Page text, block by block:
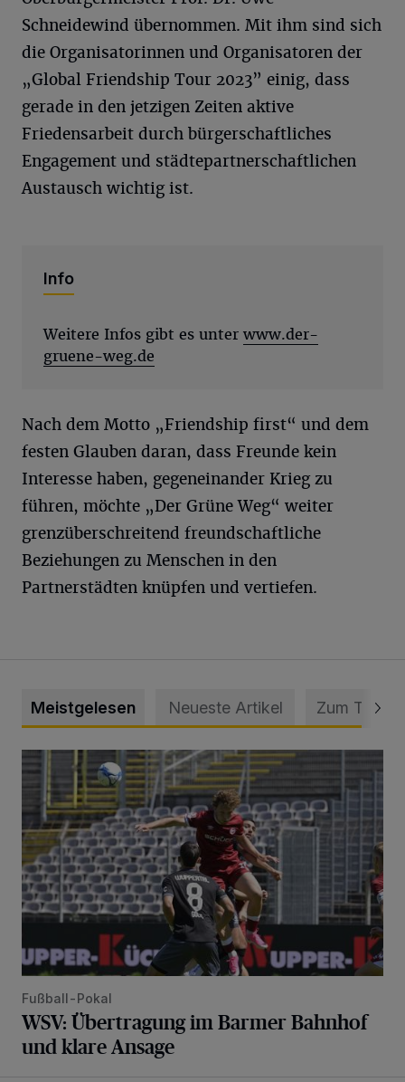
Schneidewind übernommen. Mit ihm sind sich
die Organisatorinnen und Organisatoren der
„Global Friendship Tour 2023” einig, dass
gerade in den jetzigen Zeiten aktive
Friedensarbeit durch bürgerschaftliches
Engagement und städtepartnerschaftlichen
Austausch wichtig ist.
Info
Weitere Infos gibt es unter www.der-
gruene-weg.de
Nach dem Motto „Friendship first“ und dem
festen Glauben daran, dass Freunde kein
Interesse haben, gegeneinander Krieg zu
führen, möchte „Der Grüne Weg“ weiter
grenzüberschreitend freundschaftliche
Beziehungen zu Menschen in den
Partnerstädten knüpfen und vertiefen.
Meistgelesen Neueste Artikel Zum Thema
WSV: Übertragung im Barmer Bahnhof und klare Ansage
Fußball-Pokal
WSV: Übertragung im Barmer Bahnhof
und klare Ansage